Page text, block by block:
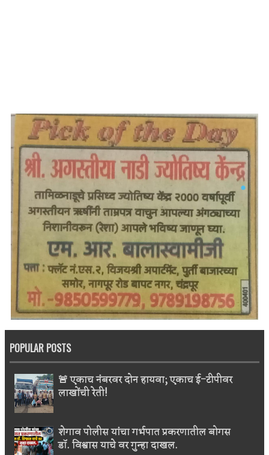
POPULAR POSTS
🚨 एकाच नंबरवर दोन हायवा; एकाच ई-टीपीवर
लाखोंची रेती!
शेगाव पोलीस यांचा गर्भपात प्रकरणातील बोगस
डॉ. विश्वास याचे वर गुन्हा दाखल.